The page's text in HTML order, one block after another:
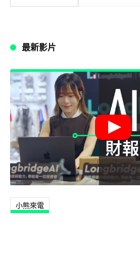
最新影片
小熊來電